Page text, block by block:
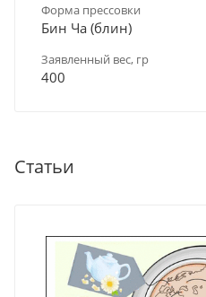
Форма прессовки
Бин Ча (блин)
Заявленный вес, гр
400
Статьи